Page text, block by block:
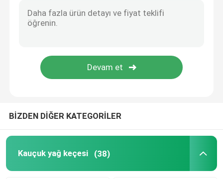
O-ring mühür
Kalıplı Kauçuk Parçaları
Metal Sızdırmazlık Yıkama Makinesi
İşlenmiş Metal parçalar
BİZDEN DİĞER KATEGORİLER
Kauçuk yağ keçesi (38)